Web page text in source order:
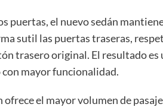
puertas, el nuevo sedán
sutil las puertas traseras,
trasero original. El resultado
con mayor funcionalidad.
ofrece el mayor volumen de